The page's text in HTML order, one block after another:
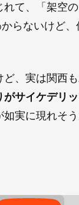
て、「架空
らないけど
、実は関西
がサイケデリ
実に現れそう